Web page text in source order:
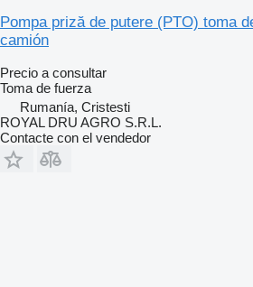
Pompa priză de putere (PTO) toma
camión
Precio a consultar
Toma de fuerza
Rumanía, Cristesti
ROYAL DRU AGRO S.R.L.
Contacte con el vendedor